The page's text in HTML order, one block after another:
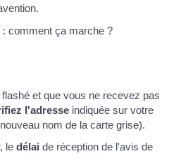
: comment ça marche ?
et que vous ne recevez pas
l'adresse indiquée sur votre
nom de la carte grise).
ledélai de réception de l'avis de